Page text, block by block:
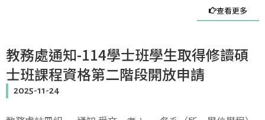
查看更多
教務處通知-114學士班學生取得修讀碩
士班課程資格第二階段開放申請
2025-11-24